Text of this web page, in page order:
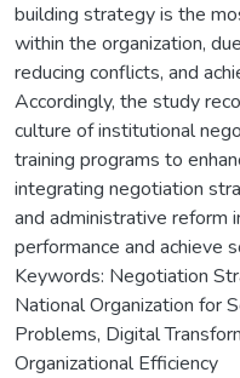
building strategy is the
within the organization,
reducing conflicts, and
Accordingly, the study
culture of institutional
training programs to
integrating negotiation
and administrative reform
performance and achieve
Keywords: Negotiation
National Organization for
Problems, Digital
Organizational Efficiency